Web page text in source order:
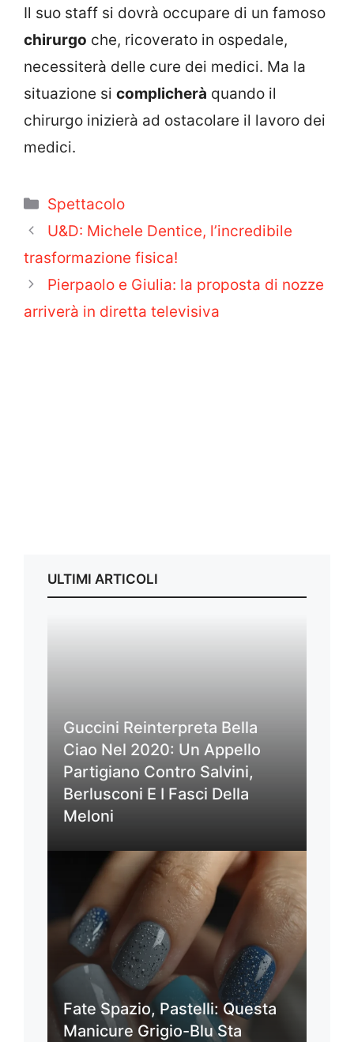
Il suo staff si dovrà occupare di un famoso
chirurgo che, ricoverato in ospedale,
necessiterà delle cure dei medici. Ma la
situazione si complicherà quando il
chirurgo inizierà ad ostacolare il lavoro dei
medici.
Categorie
Spettacolo
U&D: Michele Dentice, l’incredibile
trasformazione fisica!
Pierpaolo e Giulia: la proposta di nozze
arriverà in diretta televisiva
ULTIMI ARTICOLI
Guccini Reinterpreta Bella
Ciao Nel 2020: Un Appello
Partigiano Contro Salvini,
Berlusconi E I Fasci Della
Meloni
Fate Spazio, Pastelli: Questa
Manicure Grigio-Blu Sta